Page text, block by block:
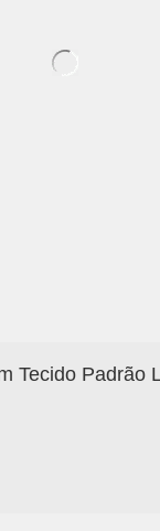
Tecido Padrão